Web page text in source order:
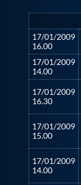
17/01/2009
16.00
17/01/2009
14.00
17/01/2009
16.30
17/01/2009
15.00
17/01/2009
14.00